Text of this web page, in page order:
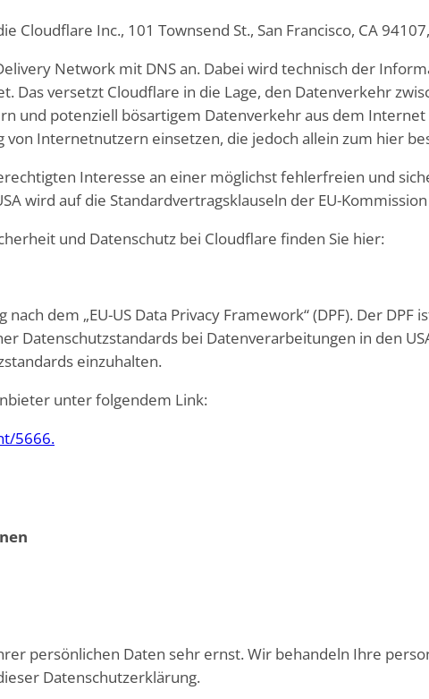
Cloudflare Inc., 101 Townsend St., San Francisco, CA
Network mit DNS an. Dabei wird technisch der
Das versetzt Cloudflare in die Lage, den Datenverkehr
und potenziell bösartigem Datenverkehr aus dem
Internetnutzern einsetzen, die jedoch allein zum hier
Interesse an einer möglichst fehlerfreien und
wird auf die Standardvertragsklauseln der EU-
und Datenschutz bei Cloudflare finden Sie hier:
dem „EU-US Data Privacy Framework“ (DPF). Der
Datenschutzstandards bei Datenverarbeitungen in den
einzuhalten.
unter folgendem Link:
5666.
persönlichen Daten sehr ernst. Wir behandeln Ihre
Datenschutzerklärung.